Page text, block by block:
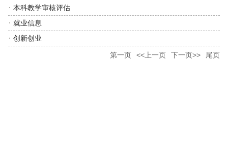
本科教学审核评估
就业信息
创新创业
第一页 <<上一页 下一页>> 尾页